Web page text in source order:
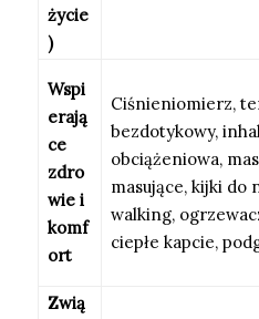
życie
)
Wspi
erają
ce
zdro
wie i
komf
ort
Ciśnieniomierz,
bezdotykowy,
obciążeniowa,
masujące, kijki do
walking,
ciepłe kapcie,
Zwią